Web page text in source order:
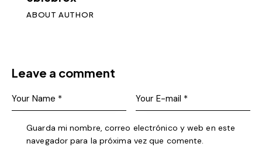
ABOUT AUTHOR
Leave a comment
Guarda mi nombre, correo electrónico y web en este
navegador para la próxima vez que comente.